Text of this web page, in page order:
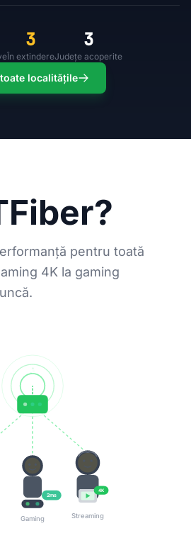
3
În extindere
3
Județe acoperite
localitățile
pentru toată
4K la gaming
2ms
Gaming
4K
Streaming